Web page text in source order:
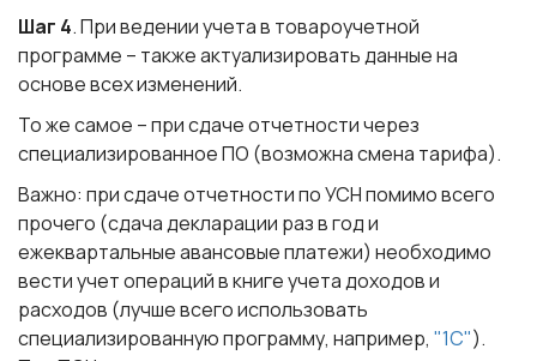
Шаг 4. При ведении учета в товароучетной
программе – также актуализировать данные на
основе всех изменений.
То же самое – при сдаче отчетности через
специализированное ПО (возможна смена тарифа).
Важно: при сдаче отчетности по УСН помимо всего
прочего (сдача декларации раз в год и
ежеквартальные авансовые платежи) необходимо
вести учет операций в книге учета доходов и
расходов (лучше всего использовать
специализированную программу, например, "1С").